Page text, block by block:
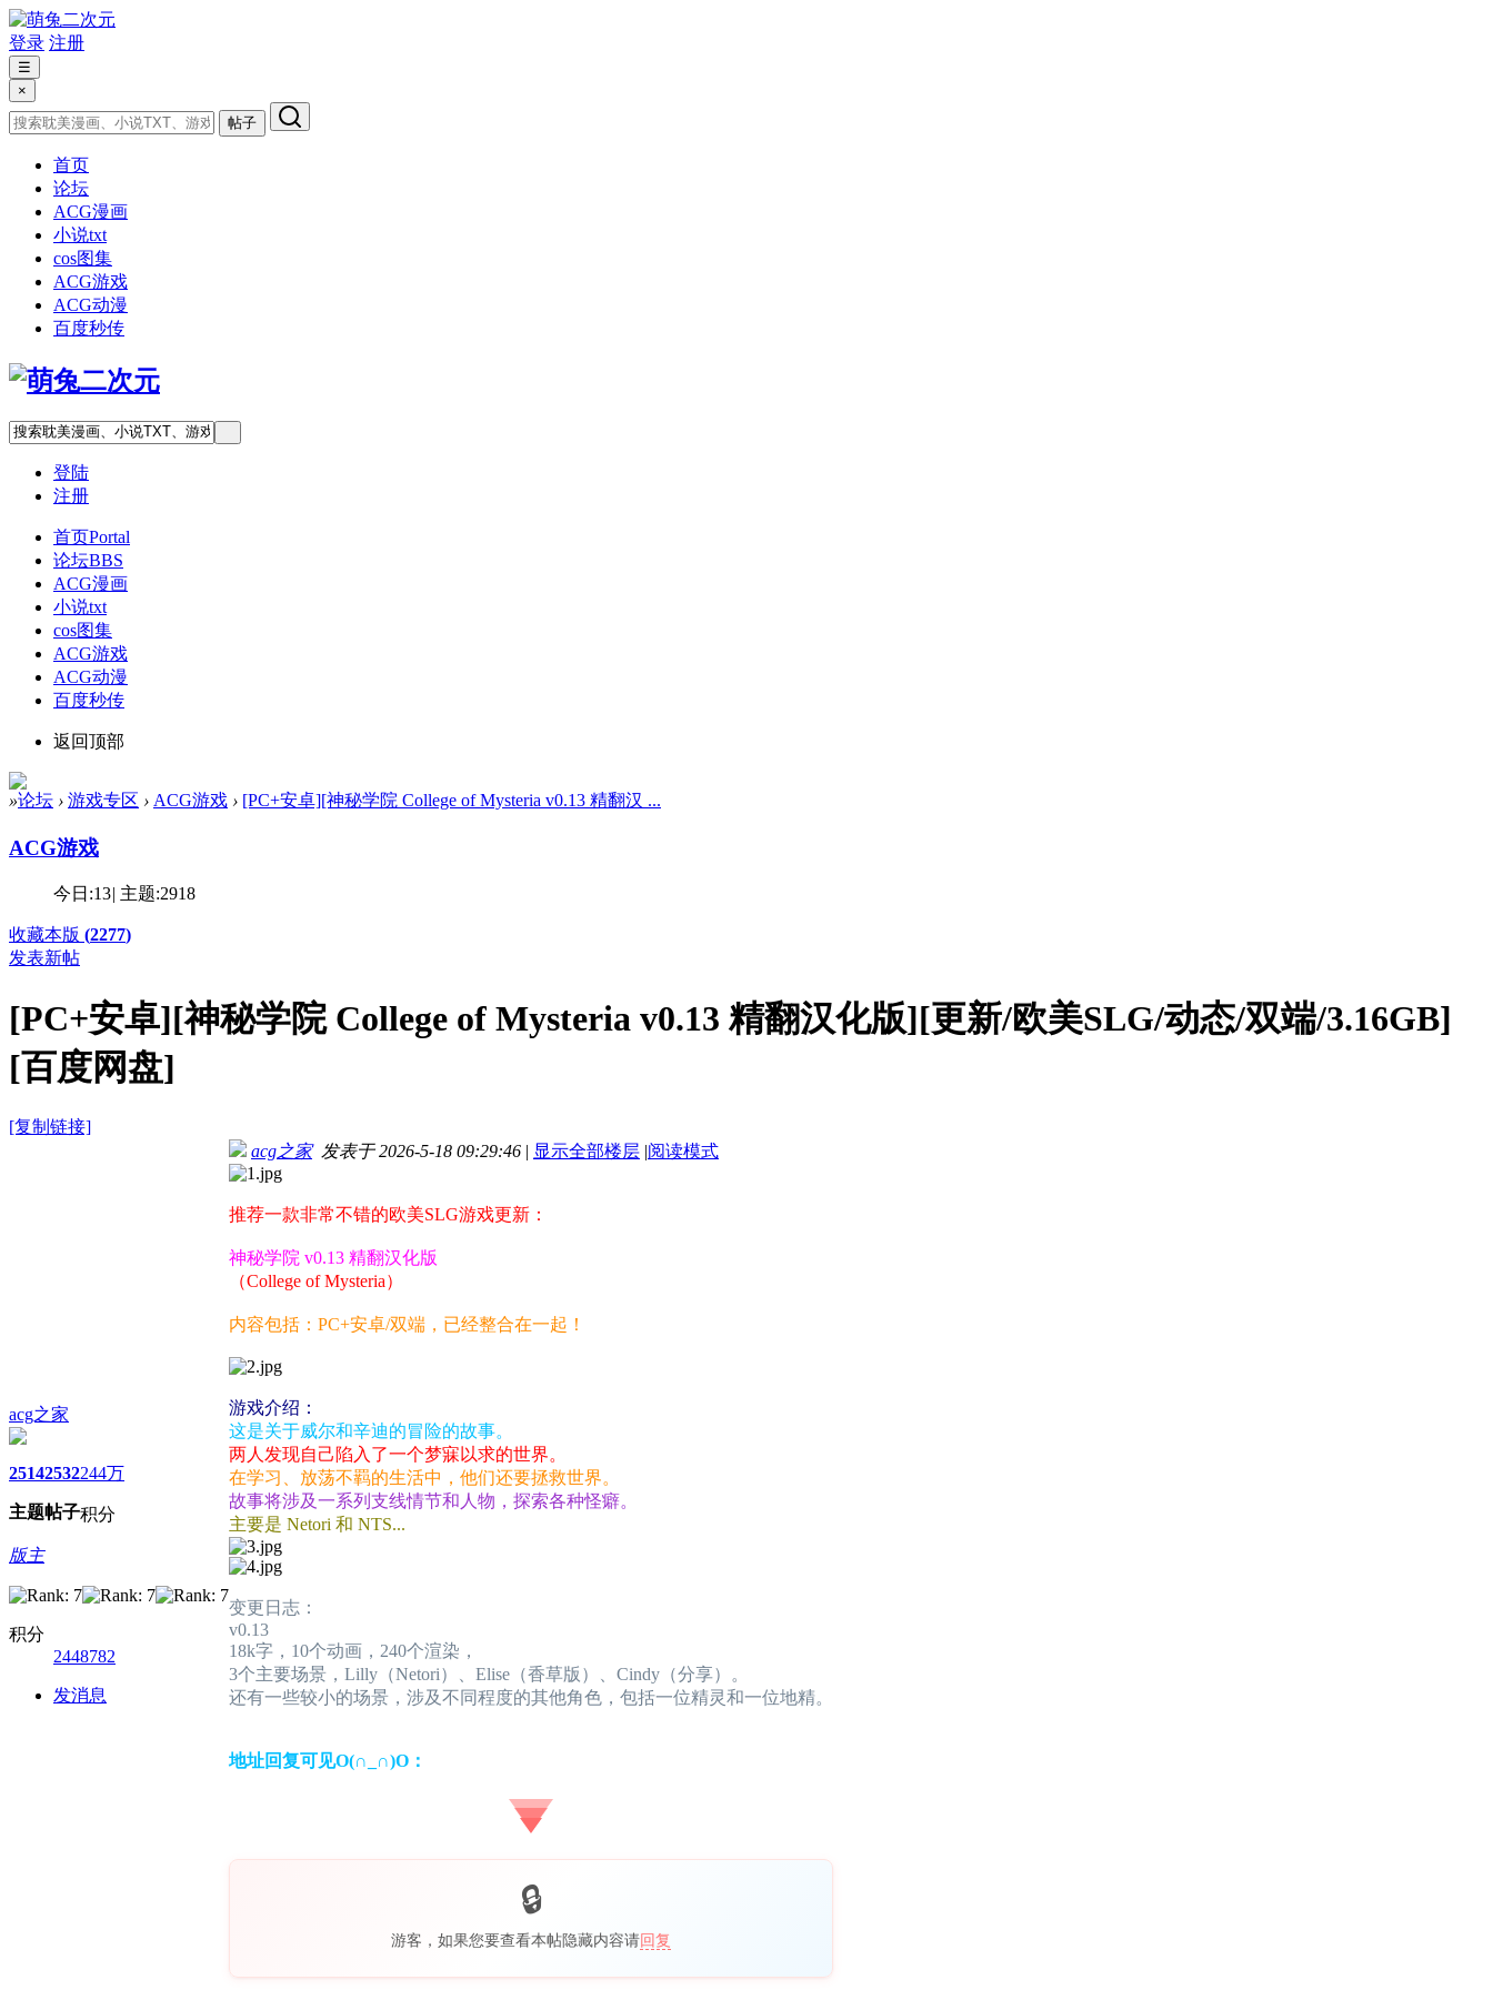
登录 注册
☰
×
帖子
首页
论坛
ACG漫画
小说txt
cos图集
ACG游戏
ACG动漫
百度秒传
登陆
注册
首页Portal
论坛BBS
ACG漫画
小说txt
cos图集
ACG游戏
ACG动漫
百度秒传
返回顶部
»论坛 › 游戏专区 › ACG游戏 › [PC+安卓][神秘学院 College of Mysteria v0.13 精翻汉 ...
ACG游戏
今日:13| 主题:2918
收藏本版 (2277)
发表新帖
[PC+安卓][神秘学院 College of Mysteria v0.13 精翻汉化版][更新/欧美SLG/动态/双端/3.16GB]
[百度网盘]
[复制链接]
acg之家
2514
主题
2532
帖子
244万
积分
版主
积分
2448782
发消息
acg之家发表于 2026-5-18 09:29:46 | 显示全部楼层 |阅读模式
推荐一款非常不错的欧美SLG游戏更新：
神秘学院 v0.13 精翻汉化版
（College of Mysteria）
内容包括：PC+安卓/双端，已经整合在一起！
游戏介绍：
这是关于威尔和辛迪的冒险的故事。
两人发现自己陷入了一个梦寐以求的世界。
在学习、放荡不羁的生活中，他们还要拯救世界。
故事将涉及一系列支线情节和人物，探索各种怪癖。
主要是 Netori 和 NTS...
变更日志：
v0.13
18k字，10个动画，240个渲染，
3个主要场景，Lilly（Netori）、Elise（香草版）、Cindy（分享）。
还有一些较小的场景，涉及不同程度的其他角色，包括一位精灵和一位地精。
地址回复可见O(∩_∩)O：
游客，如果您要查看本帖隐藏内容请回复